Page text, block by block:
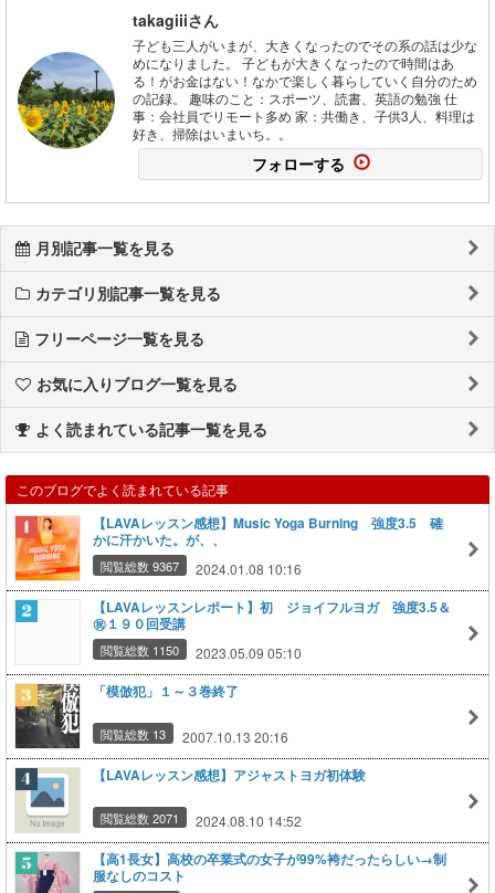
takagiiiさん
子ども三人がいまが、大きくなったのでその系の話は少な
めになりました。 子どもが大きくなったので時間はあ
る！がお金はない！なかで楽しく暮らしていく自分のため
の記録。 趣味のこと：スポーツ、読書、英語の勉強 仕
事：会社員でリモート多め 家：共働き、子供3人、料理は
好き、掃除はいまいち。。
フォローする
月別記事一覧を見る
カテゴリ別記事一覧を見る
フリーページ一覧を見る
お気に入りブログ一覧を見る
よく読まれている記事一覧を見る
このブログでよく読まれている記事
【LAVAレッスン感想】Music Yoga Burning 強度3.5 確
かに汗かいた。が、、
閲覧総数 9367 2024.01.08 10:16
【LAVAレッスンレポート】初 ジョイフルヨガ 強度3.5＆
㊗１９０回受講
閲覧総数 1150 2023.05.09 05:10
「模倣犯」１～３巻終了
閲覧総数 13 2007.10.13 20:16
【LAVAレッスン感想】アジャストヨガ初体験
閲覧総数 2071 2024.08.10 14:52
【高1長女】高校の卒業式の女子が99%袴だったらしい→制
服なしのコスト